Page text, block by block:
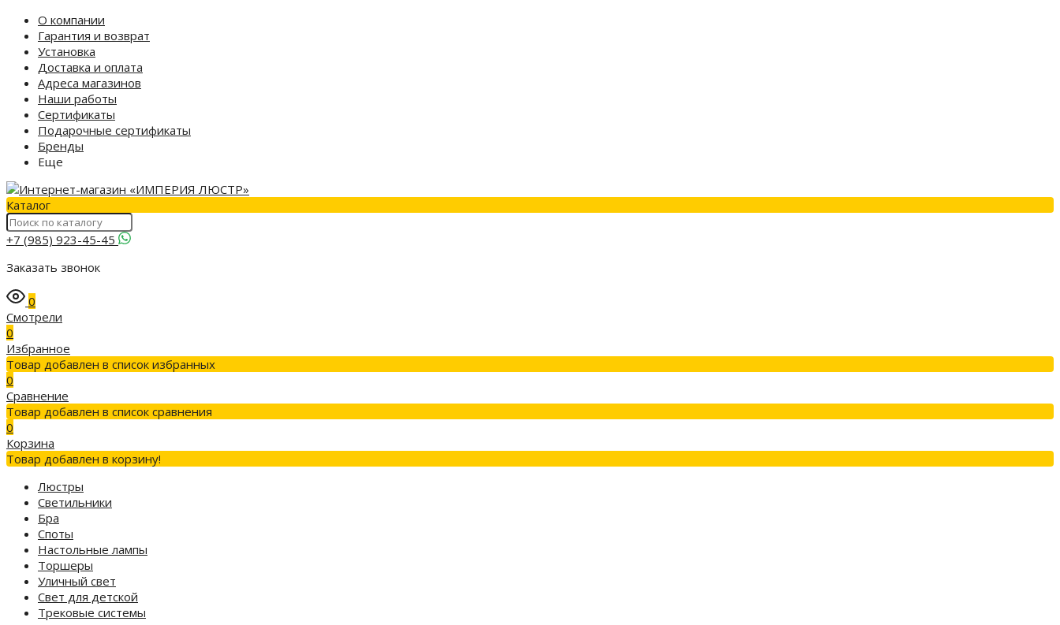
О компании
Гарантия и возврат
Установка
Доставка и оплата
Адреса магазинов
Наши работы
Сертификаты
Подарочные сертификаты
Бренды
Еще
Каталог
+7 (985) 923-45-45
Заказать звонок
0
Смотрели
0
Избранное
Товар добавлен в список избранных
0
Сравнение
Товар добавлен в список сравнения
0
Корзина
Товар добавлен в корзину!
Люстры
Светильники
Бра
Споты
Настольные лампы
Торшеры
Уличный свет
Свет для детской
Трековые системы